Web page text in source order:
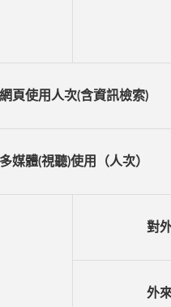
網頁使用人次(含資訊檢索)
多媒體(視聽)使用（人次）
對
外